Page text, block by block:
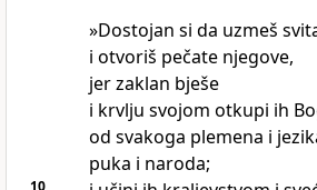
»Dostojan si da uzmeš
i otvoriš pečate njegove,
jer zaklan bješe
i krvlju svojom otkupi ih
od svakoga plemena i
puka i naroda;
10